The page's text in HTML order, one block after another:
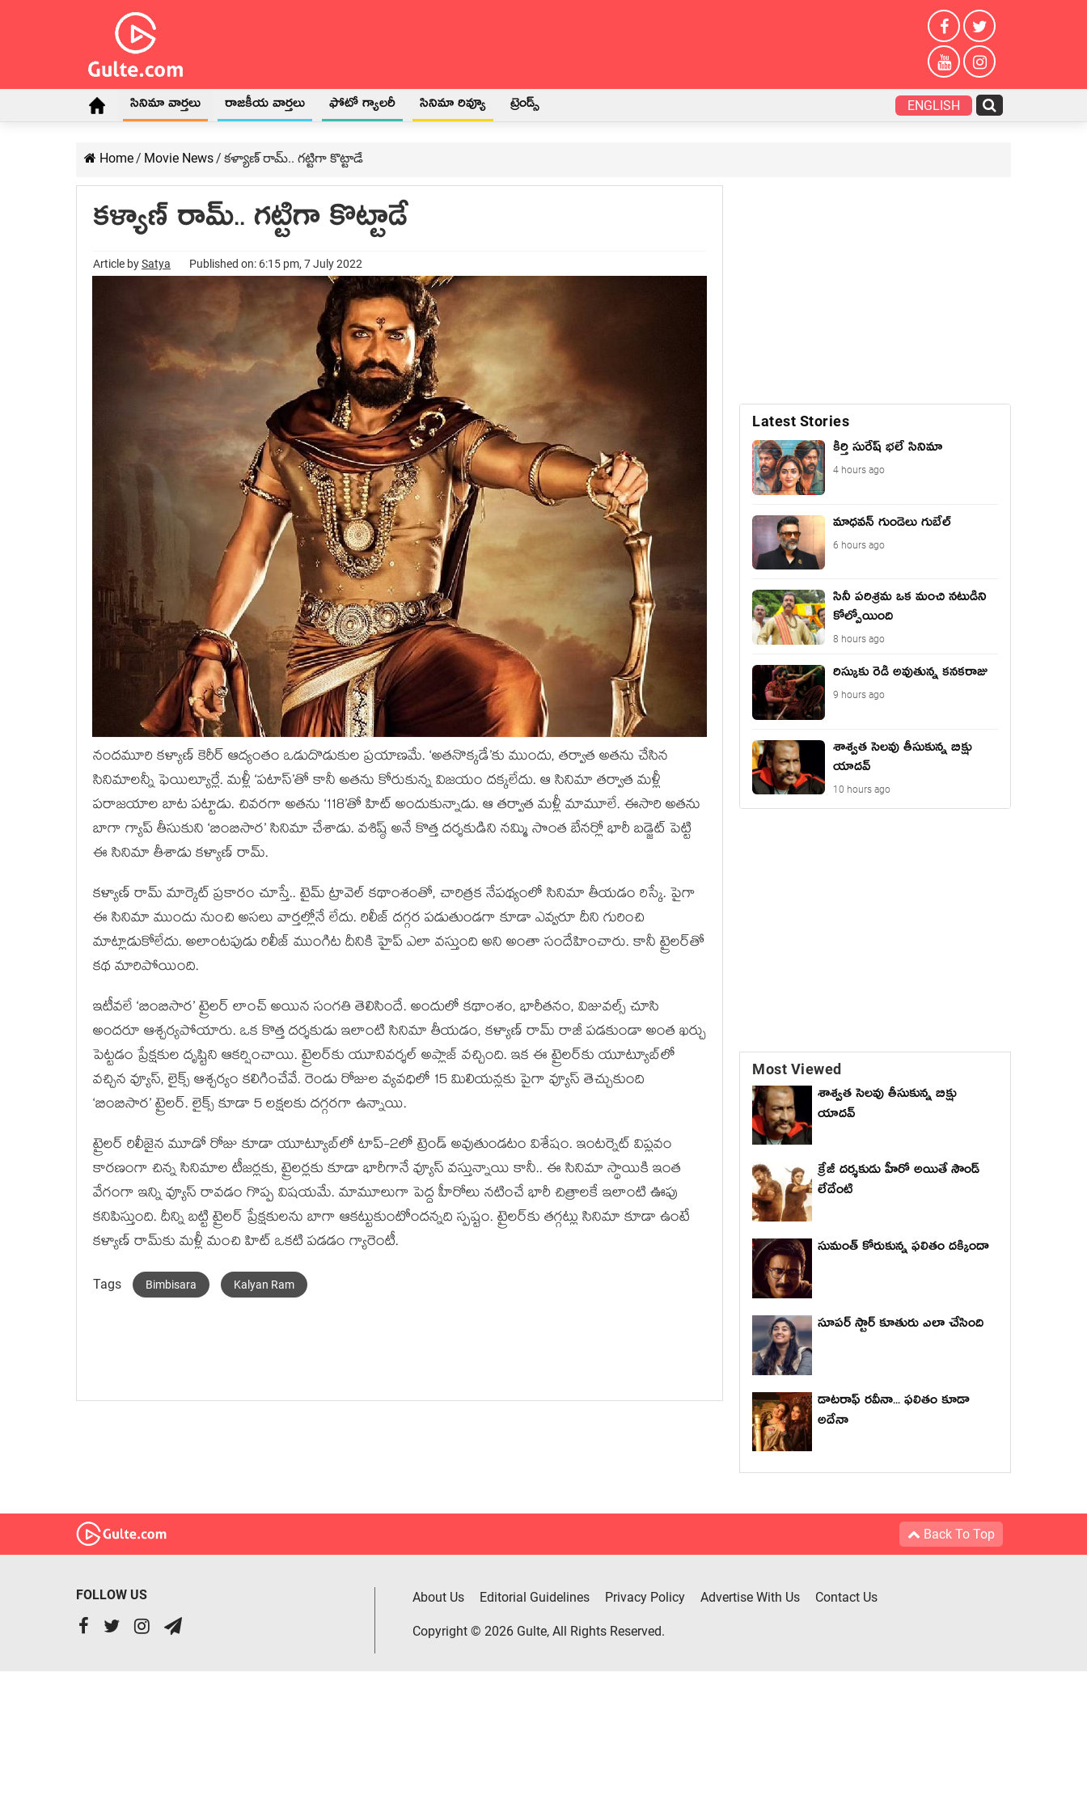
సినిమా వార్తలు రాజకీయ వార్తలు ఫోటో గ్యాలరీ సినిమా రివ్యూ ట్రెండ్స్ ENGLISH
Home/ Movie News/ కళ్యాణ్ రామ్.. గట్టిగా కొట్టాడే
కళ్యాణ్ రామ్.. గట్టిగా కొట్టాడే
Article bySatya Published on: 6:15 pm, 7 July 2022
నందమూరి కళ్యాణ్ కెరీర్ ఆద్యంతం ఒడుదొడుకుల ప్రయాణమే. ‘అతనొక్కడే’కు ముందు, తర్వాత అతను చేసిన
సినిమాలన్నీ ఫెయిల్యూర్లే. మళ్లీ ‘పటాస్’తో కానీ అతను కోరుకున్న విజయం దక్కలేదు. ఆ సినిమా తర్వాత మళ్లీ
పరాజయాల బాట పట్టాడు. చివరగా అతను ‘118’తో హిట్ అందుకున్నాడు. ఆ తర్వాత మళ్లీ మామూలే. ఈసారి అతను
బాగా గ్యాప్ తీసుకుని ‘బింబిసార’ సినిమా చేశాడు. వశిష్ఠ్ అనే కొత్త దర్శకుడిని నమ్మి సొంత బేనర్లో భారీ బడ్జెట్ పెట్టి
ఈ సినిమా తీశాడు కళ్యాణ్ రామ్.
కళ్యాణ్ రామ్ మార్కెట్ ప్రకారం చూస్తే.. టైమ్ ట్రావెల్ కథాంశంతో, చారిత్రక నేపథ్యంలో సినిమా తీయడం రిస్కే. పైగా
ఈ సినిమా ముందు నుంచి అసలు వార్తల్లోనే లేదు. రిలీజ్ దగ్గర పడుతుండగా కూడా ఎవ్వరూ దీని గురించి
మాట్లాడుకోలేదు. అలాంటపుడు రిలీజ్ ముంగిట దీనికి హైప్ ఎలా వస్తుంది అని అంతా సందేహించారు. కానీ ట్రైలర్‌తో
కథ మారిపోయింది.
ఇటీవలే ‘బింబిసార’ ట్రైలర్ లాంచ్ అయిన సంగతి తెలిసిందే. అందులో కథాంశం, భారీతనం, విజువల్స్ చూసి
అందరూ ఆశ్చర్యపోయారు. ఒక కొత్త దర్శకుడు ఇలాంటి సినిమా తీయడం, కళ్యాణ్ రామ్ రాజీ పడకుండా అంత ఖర్చు
పెట్టడం ప్రేక్షకుల దృష్టిని ఆకర్షించాయి. ట్రైలర్‌కు యూనివర్శల్ అప్లాజ్ వచ్చింది. ఇక ఈ ట్రైలర్‌కు యూట్యూబ్‌లో
వచ్చిన వ్యూస్, లైక్స్ ఆశ్చర్యం కలిగించేవే. రెండు రోజుల వ్యవధిలో 15 మిలియన్లకు పైగా వ్యూస్ తెచ్చుకుంది
‘బింబిసార’ ట్రైలర్. లైక్స్ కూడా 5 లక్షలకు దగ్గరగా ఉన్నాయి.
ట్రైలర్ రిలీజైన మూడో రోజు కూడా యూట్యూబ్‌లో టాప్-2లో ట్రెండ్ అవుతుండటం విశేషం. ఇంటర్నెట్ విప్లవం
కారణంగా చిన్న సినిమాల టీజర్లకు, ట్రైలర్లకు కూడా భారీగానే వ్యూస్ వస్తున్నాయి కానీ.. ఈ సినిమా స్థాయికి ఇంత
వేగంగా ఇన్ని వ్యూస్ రావడం గొప్ప విషయమే. మామూలుగా పెద్ద హీరోలు నటించే భారీ చిత్రాలకే ఇలాంటి ఊపు
కనిపిస్తుంది. దీన్ని బట్టి ట్రైలర్ ప్రేక్షకులను బాగా ఆకట్టుకుంటోందన్నది స్పష్టం. ట్రైలర్‌కు తగ్గట్లు సినిమా కూడా ఉంటే
కళ్యాణ్ రామ్‌కు మళ్లీ మంచి హిట్ ఒకటి పడడం గ్యారెంటీ.
Tags Bimbisara Kalyan Ram
Latest Stories
కీర్తి సురేష్ భ‌లే సినిమా
4 hours ago
మాధ‌వ‌న్ గుండెలు గుబేల్‌
6 hours ago
సినీ పరిశ్రమ ఒక మంచి నటుడిని
కోల్పోయింది
8 hours ago
రిస్కుకు రెడీ అవుతున్న కనకరాజు
9 hours ago
శాశ్వత సెలవు తీసుకున్న బిక్షు
యాదవ్
10 hours ago
Most Viewed
శాశ్వత సెలవు తీసుకున్న బిక్షు
యాదవ్
క్రేజీ దర్శకుడు హీరో అయితే సౌండ్
లేదేంటి
సుమంత్ కోరుకున్న ఫలితం దక్కిందా
సూపర్ స్టార్ కూతురు ఎలా చేసింది
డాటరాఫ్ రవీనా... ఫలితం కూడా
అదేనా
Back To Top
FOLLOW US About Us Editorial Guidelines Privacy Policy Advertise With Us Contact Us
Copyright © 2026 Gulte, All Rights Reserved.